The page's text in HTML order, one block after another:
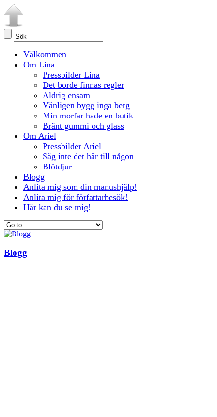
Välkommen
Om Lina
Pressbilder Lina
Det borde finnas regler
Aldrig ensam
Vänligen bygg inga berg
Min morfar hade en butik
Bränt gummi och glass
Om Ariel
Pressbilder Ariel
Säg inte det här till någon
Blötdjur
Blogg
Anlita mig som din manushjälp!
Anlita mig för författarbesök!
Här kan du se mig!
Blogg